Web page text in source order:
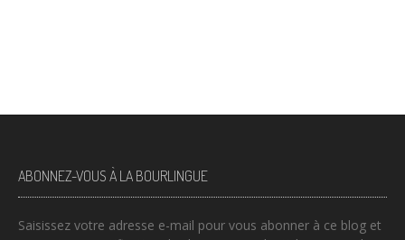
ABONNEZ-VOUS À LA BOURLINGUE
Saisissez votre adresse e-mail pour vous abonner à ce blog et